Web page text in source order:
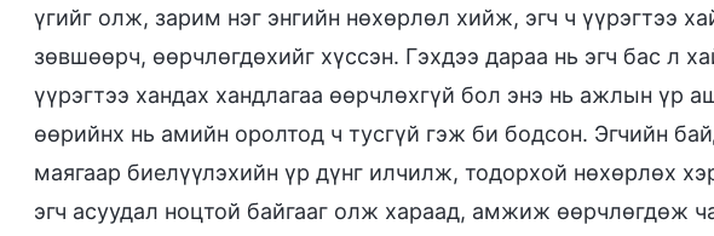
үгийг олж, зарим нэг энгийн нөхөрлөл хийж, эгч ч үүрэгтээ
зөвшөөрч, өөрчлөгдөхийг хүссэн. Гэхдээ дараа нь эгч бас л
үүрэгтээ хандах хандлагаа өөрчлөхгүй бол энэ нь ажлын үр
өөрийнх нь амийн оролтод ч тусгүй гэж би бодсон. Эгчийн
маягаар биелүүлэхийн үр дүнг илчилж, тодорхой нөхөрлөх
эгч асуудал ноцтой байгааг олж хараад, амжиж өөрчлөгдөж